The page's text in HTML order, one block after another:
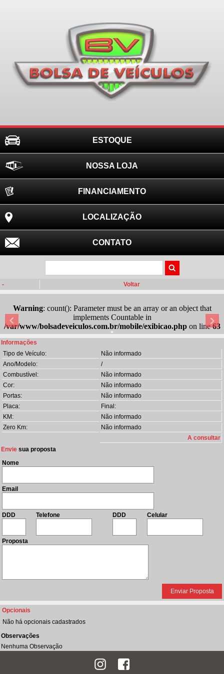
ESTOQUE
NOSSA LOJA
FINANCIAMENTO
LOCALIZAÇÃO
CONTATO
- Voltar
Warning: count(): Parameter must be an array or an object that
implements Countable in
/var/www/bolsadeveiculos.com.br/mobile/exibicao.phpon line63
Informações
Tipo de Veículo:
Não informado
Ano/Modelo:
/
Combustível:
Não informado
Cor:
Não informado
Portas:
Não informado
Placa:
Final:
KM:
Não informado
Zero Km:
Não informado
A consultar
Envie sua proposta
Nome
Email
DDD Telefone DDD Celular
Proposta
Opcionais
Não há opcionais cadastrados
Observações
Nenhuma Observação